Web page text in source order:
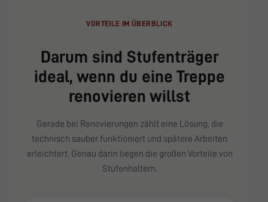
VORTEILE IM ÜBERBLICK
Darum sind Stufenträger
ideal, wenn du eine Treppe
renovieren willst
Gerade bei Renovierungen zählt eine Lösung, die
technisch sauber funktioniert und spätere Arbeiten
erleichtert. Genau darin liegen die großen Vorteile von
Stufenhaltern.